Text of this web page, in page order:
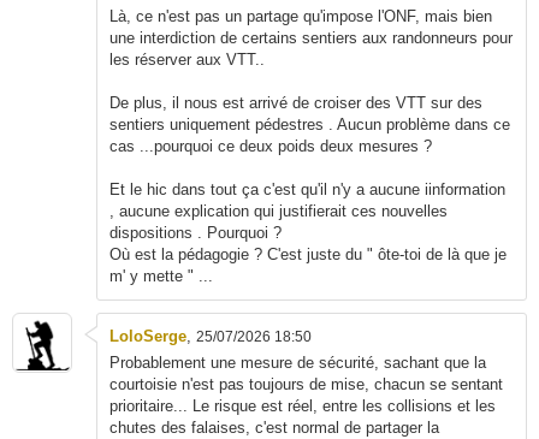
Là, ce n'est pas un partage qu'impose l'ONF, mais bien
une interdiction de certains sentiers aux randonneurs pour
les réserver aux VTT..
De plus, il nous est arrivé de croiser des VTT sur des
sentiers uniquement pédestres . Aucun problème dans ce
cas ...pourquoi ce deux poids deux mesures ?
Et le hic dans tout ça c'est qu'il n'y a aucune iinformation
, aucune explication qui justifierait ces nouvelles
dispositions . Pourquoi ?
Où est la pédagogie ? C'est juste du " ôte-toi de là que je
m' y mette " ...
LoloSerge, 25/07/2026 18:50
Probablement une mesure de sécurité, sachant que la
courtoisie n'est pas toujours de mise, chacun se sentant
prioritaire... Le risque est réel, entre les collisions et les
chutes des falaises, c'est normal de partager la